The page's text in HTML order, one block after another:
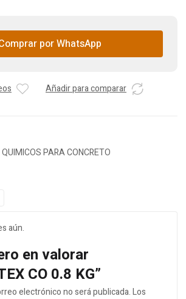
por WhatsApp
Añadir para comparar
PARA CONCRETO
aún.
en valorar
CO 0.8 KG”
electrónico no será publicada.Los